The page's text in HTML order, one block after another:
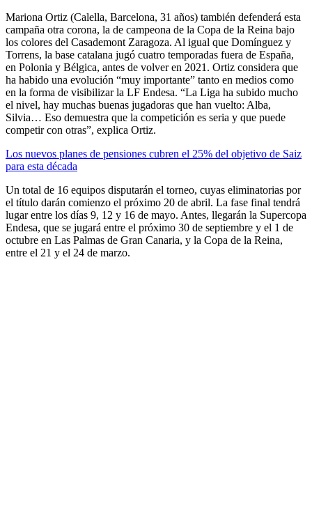
Mariona Ortiz (Calella, Barcelona, 31 años) también defenderá esta
campaña otra corona, la de campeona de la Copa de la Reina bajo
los colores del Casademont Zaragoza. Al igual que Domínguez y
Torrens, la base catalana jugó cuatro temporadas fuera de España,
en Polonia y Bélgica, antes de volver en 2021. Ortiz considera que
ha habido una evolución “muy importante” tanto en medios como
en la forma de visibilizar la LF Endesa. “La Liga ha subido mucho
el nivel, hay muchas buenas jugadoras que han vuelto: Alba,
Silvia… Eso demuestra que la competición es seria y que puede
competir con otras”, explica Ortiz.
Los nuevos planes de pensiones cubren el 25% del objetivo de Saiz
para esta década
Un total de 16 equipos disputarán el torneo, cuyas eliminatorias por
el título darán comienzo el próximo 20 de abril. La fase final tendrá
lugar entre los días 9, 12 y 16 de mayo. Antes, llegarán la Supercopa
Endesa, que se jugará entre el próximo 30 de septiembre y el 1 de
octubre en Las Palmas de Gran Canaria, y la Copa de la Reina,
entre el 21 y el 24 de marzo.